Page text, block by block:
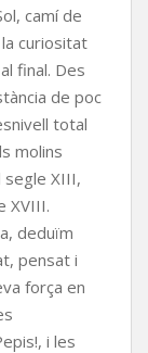
camí de
curiositat
final. Des
de poc
total
molins
XIII,
XVIII.
deduïm
pensat i
força en
i les